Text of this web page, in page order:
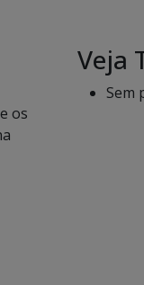
os
Veja
Sem